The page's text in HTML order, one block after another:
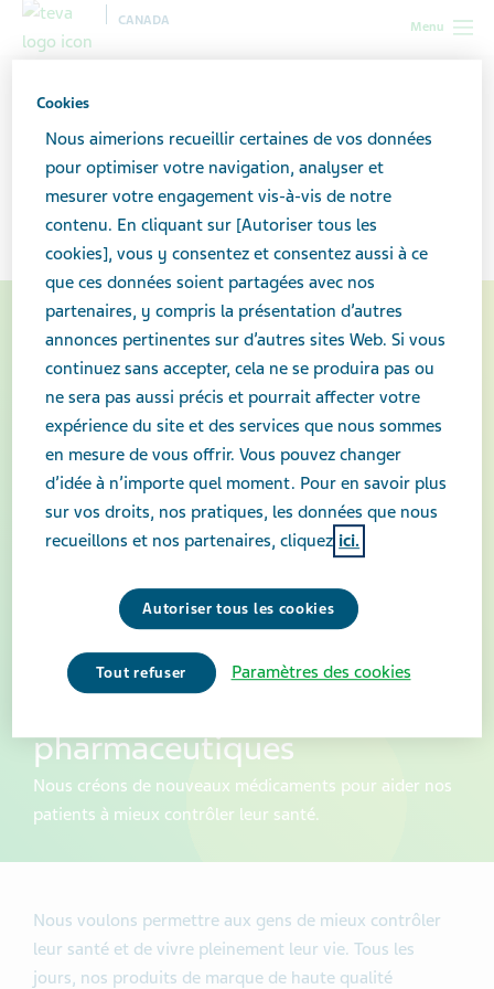
Menu
CANADA
Spécialités
pharmaceutiques
Nos spécialités
pharmaceutiques
Nous créons de nouveaux médicaments pour aider nos
patients à mieux contrôler leur santé.
Nous voulons permettre aux gens de mieux contrôler
leur santé et de vivre pleinement leur vie. Tous les
jours, nos produits de marque de haute qualité
Cookies
Nous aimerions recueillir certaines de vos données
pour optimiser votre navigation, analyser et
mesurer votre engagement vis-à-vis de notre
contenu. En cliquant sur [Autoriser tous les
cookies], vous y consentez et consentez aussi à ce
que ces données soient partagées avec nos
partenaires, y compris la présentation d’autres
annonces pertinentes sur d’autres sites Web. Si vous
continuez sans accepter, cela ne se produira pas ou
ne sera pas aussi précis et pourrait affecter votre
expérience du site et des services que nous sommes
en mesure de vous offrir. Vous pouvez changer
d’idée à n’importe quel moment. Pour en savoir plus
sur vos droits, nos pratiques, les données que nous
recueillons et nos partenaires, cliquez ici.
Autoriser tous les cookies
Tout refuser Paramètres des cookies